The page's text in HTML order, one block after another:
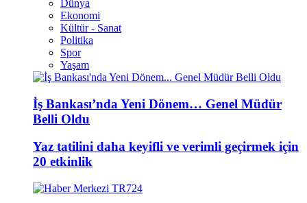
Dünya
Ekonomi
Kültür - Sanat
Politika
Spor
Yaşam
İş Bankası’nda Yeni Dönem… Genel Müdür
Belli Oldu
Yaz tatilini daha keyifli ve verimli geçirmek için
20 etkinlik